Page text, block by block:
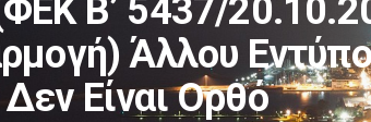
Β’ 5437/
Άλλου
Είναι Ορθό